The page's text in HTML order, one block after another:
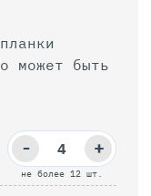
не более 12 шт.
+
-